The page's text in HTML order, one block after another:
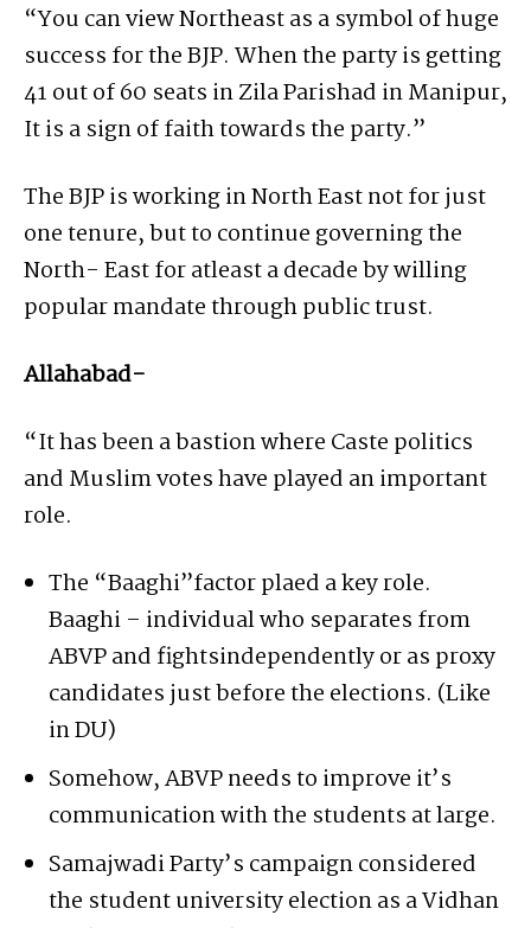
“You can view Northeast as a symbol of huge
success for the BJP. When the party is getting
41 out of 60 seats in Zila Parishad in Manipur,
It is a sign of faith towards the party.”
The BJP is working in North East not for just
one tenure, but to continue governing the
North- East for atleast a decade by willing
popular mandate through public trust.
Allahabad-
“It has been a bastion where Caste politics
and Muslim votes have played an important
role.
The “Baaghi”factor plaed a key role.
Baaghi – individual who separates from
ABVP and fightsindependently or as proxy
candidates just before the elections. (Like
in DU)
Somehow, ABVP needs to improve it’s
communication with the students at large.
Samajwadi Party’s campaign considered
the student university election as a Vidhan